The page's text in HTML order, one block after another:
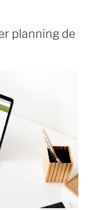
planning de